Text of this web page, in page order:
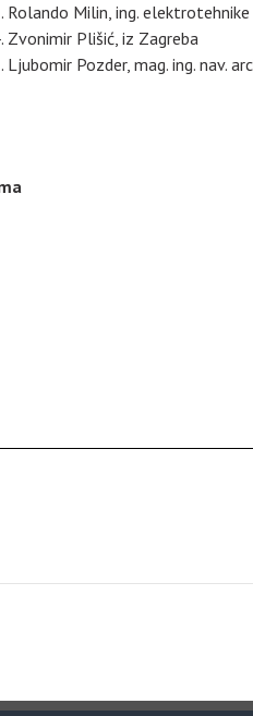
Rolando Milin, ing.
Zvonimir Plišić, iz Zagreba
Ljubomir Pozder, mag. ing. nav.